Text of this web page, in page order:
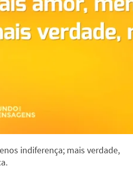
indiferença; mais verdade,